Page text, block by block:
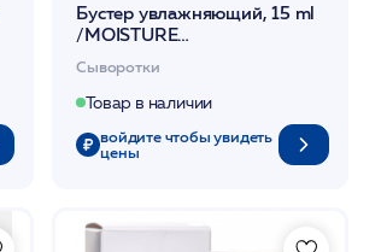
Бустер увлажняющий, 15 ml
/MOISTURE
BOOSTER/SKINCOUTURE
Сыворотки
Товар в наличии
войдите чтобы увидеть
цены